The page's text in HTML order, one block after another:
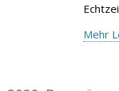
Mehr